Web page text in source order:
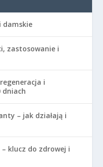
damskie
zastosowanie i
i
dniach
– jak działają i
klucz do zdrowej i